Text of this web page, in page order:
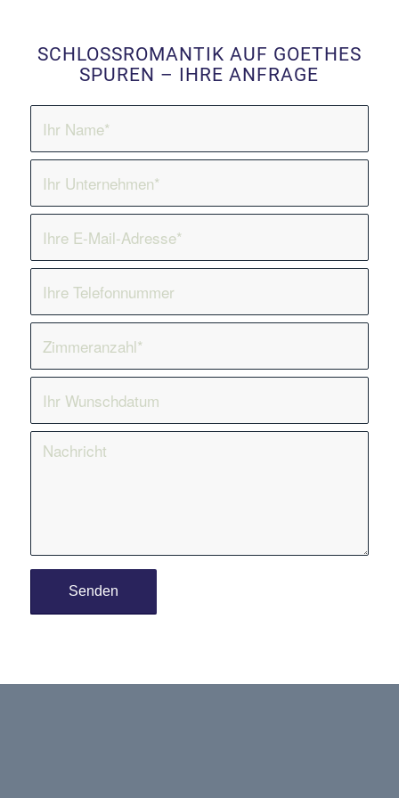
SCHLOSSROMANTIK AUF GOETHES
SPUREN – IHRE ANFRAGE